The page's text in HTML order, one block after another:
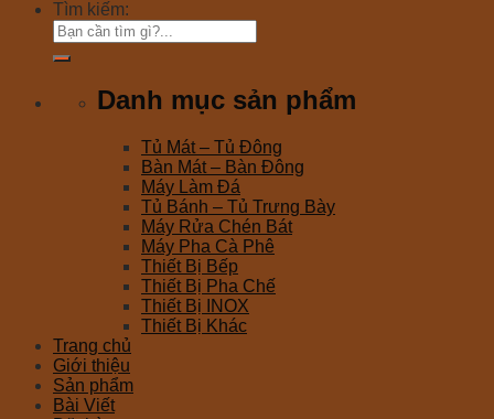
Tìm kiếm:
Danh mục sản phẩm
Tủ Mát – Tủ Đông
Bàn Mát – Bàn Đông
Máy Làm Đá
Tủ Bánh – Tủ Trưng Bày
Máy Rửa Chén Bát
Máy Pha Cà Phê
Thiết Bị Bếp
Thiết Bị Pha Chế
Thiết Bị INOX
Thiết Bị Khác
Trang chủ
Giới thiệu
Sản phẩm
Bài Viết